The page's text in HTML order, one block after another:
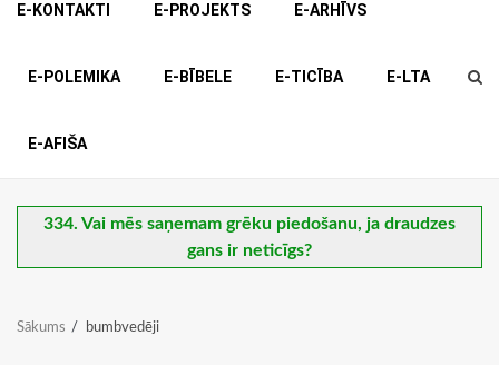
E-KONTAKTI E-PROJEKTS E-ARHĪVS
E-POLEMIKA E-BĪBELE E-TICĪBA E-LTA
E-AFIŠA
334. Vai mēs saņemam grēku piedošanu, ja draudzes
gans ir neticīgs?
Sākums bumbvedēji